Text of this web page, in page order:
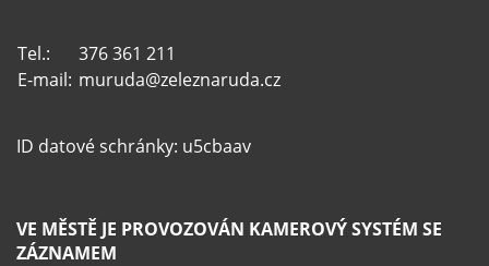
Tel.:
376 361 211
E-mail: muruda@zeleznaruda.cz
ID datové schránky: u5cbaav
VE MĚSTĚ JE PROVOZOVÁN KAMEROVÝ SYSTÉM SE
ZÁZNAMEM